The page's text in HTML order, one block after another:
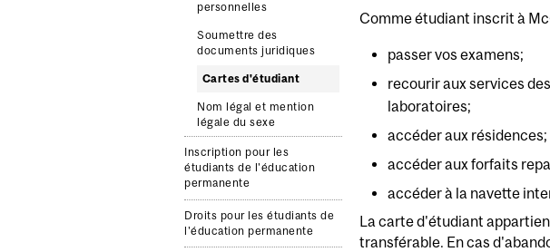
personnelles
Soumettre des
documents juridiques
Cartes d'étudiant
Nom légal et mention
légale du sexe
Inscription pour les
étudiants de l'éducation
permanente
Droits pour les étudiants de
l'éducation permanente
Comme étudiant inscrit à
passer vos examens;
recourir aux services
laboratoires;
accéder aux résidences;
accéder aux forfaits
accéder à la navette
La carte d'étudiant
transférable. En cas